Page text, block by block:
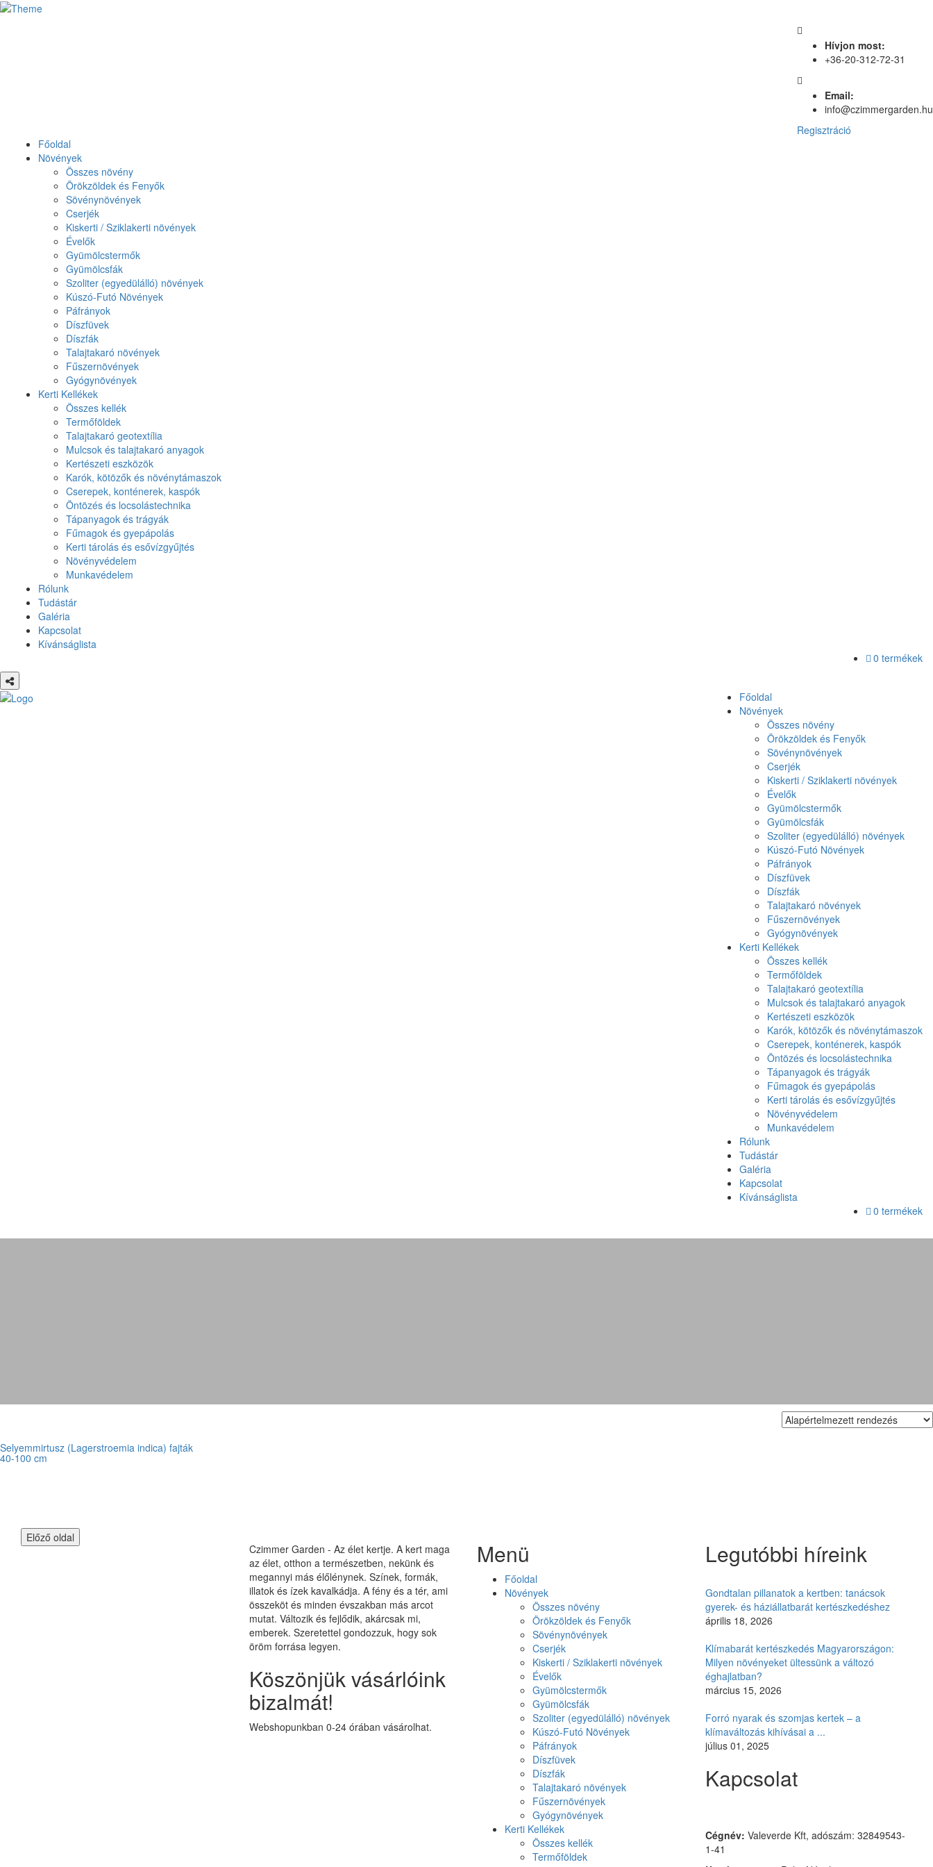
Hívjon most:
+36-20-312-72-31
Email:
info@czimmergarden.hu
Regisztráció
Főoldal
Növények
Összes növény
Örökzöldek és Fenyők
Sövénynövények
Cserjék
Kiskerti / Sziklakerti növények
Évelők
Gyümölcstermők
Gyümölcsfák
Szoliter (egyedülálló) növények
Kúszó-Futó Növények
Páfrányok
Díszfüvek
Díszfák
Talajtakaró növények
Fűszernövények
Gyógynövények
Kerti Kellékek
Összes kellék
Termőföldek
Talajtakaró geotextília
Mulcsok és talajtakaró anyagok
Kertészeti eszközök
Karók, kötözők és növénytámaszok
Cserepek, konténerek, kaspók
Öntözés és locsolástechnika
Tápanyagok és trágyák
Fűmagok és gyepápolás
Kerti tárolás és esővízgyűjtés
Növényvédelem
Munkavédelem
Rólunk
Tudástár
Galéria
Kapcsolat
Kívánságlista
0 termékek
Főoldal
Növények
Összes növény
Örökzöldek és Fenyők
Sövénynövények
Cserjék
Kiskerti / Sziklakerti növények
Évelők
Gyümölcstermők
Gyümölcsfák
Szoliter (egyedülálló) növények
Kúszó-Futó Növények
Páfrányok
Díszfüvek
Díszfák
Talajtakaró növények
Fűszernövények
Gyógynövények
Kerti Kellékek
Összes kellék
Termőföldek
Talajtakaró geotextília
Mulcsok és talajtakaró anyagok
Kertészeti eszközök
Karók, kötözők és növénytámaszok
Cserepek, konténerek, kaspók
Öntözés és locsolástechnika
Tápanyagok és trágyák
Fűmagok és gyepápolás
Kerti tárolás és esővízgyűjtés
Növényvédelem
Munkavédelem
Rólunk
Tudástár
Galéria
Kapcsolat
Kívánságlista
0 termékek
Selyemmirtusz (Lagerstroemia indica) fajták
40-100 cm
Czimmer Garden - Az élet kertje. A kert maga
az élet, otthon a természetben, nekünk és
megannyi más élőlénynek. Színek, formák,
illatok és ízek kavalkádja. A fény és a tér, ami
összeköt és minden évszakban más arcot
mutat. Változik és fejlődik, akárcsak mi,
emberek. Szeretettel gondozzuk, hogy sok
öröm forrása legyen.
Köszönjük vásárlóink
bizalmát!
Webshopunkban 0-24 órában vásárolhat.
Menü
Főoldal
Növények
Összes növény
Örökzöldek és Fenyők
Sövénynövények
Cserjék
Kiskerti / Sziklakerti növények
Évelők
Gyümölcstermők
Gyümölcsfák
Szoliter (egyedülálló) növények
Kúszó-Futó Növények
Páfrányok
Díszfüvek
Díszfák
Talajtakaró növények
Fűszernövények
Gyógynövények
Kerti Kellékek
Összes kellék
Termőföldek
Legutóbbi híreink
Gondtalan pillanatok a kertben: tanácsok
gyerek- és háziállatbarát kertészkedéshez
április 18, 2026
Klímabarát kertészkedés Magyarországon:
Milyen növényeket ültessünk a változó
éghajlatban?
március 15, 2026
Forró nyarak és szomjas kertek – a
klímaváltozás kihívásai a ...
július 01, 2025
Kapcsolat
Cégnév: Valeverde Kft, adószám: 32849543-
1-41